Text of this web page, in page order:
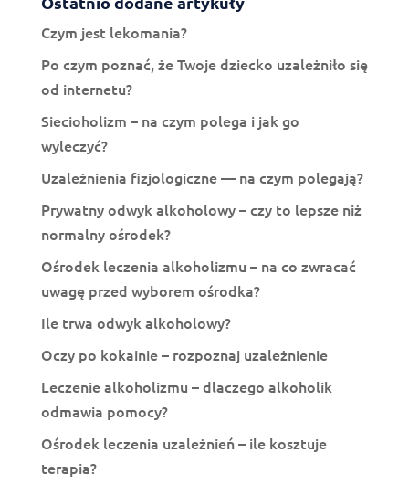
Czym jest lekomania?
Po czym poznać, że Twoje dziecko uzależniło się
od internetu?
Siecioholizm – na czym polega i jak go
wyleczyć?
Uzależnienia fizjologiczne — na czym polegają?
Prywatny odwyk alkoholowy – czy to lepsze niż
normalny ośrodek?
Ośrodek leczenia alkoholizmu – na co zwracać
uwagę przed wyborem ośrodka?
Ile trwa odwyk alkoholowy?
Oczy po kokainie – rozpoznaj uzależnienie
Leczenie alkoholizmu – dlaczego alkoholik
odmawia pomocy?
Ośrodek leczenia uzależnień – ile kosztuje
terapia?